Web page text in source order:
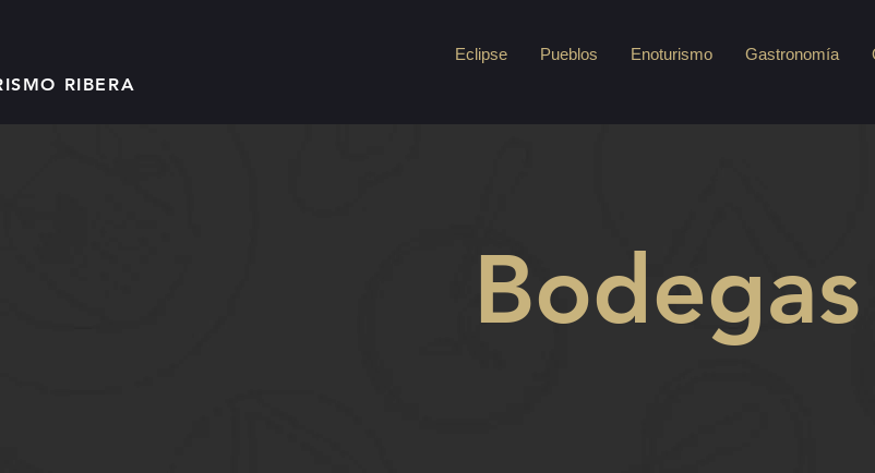
RIBERA
Eclipse Pueblos Enoturismo Gastronomía
Bodegas